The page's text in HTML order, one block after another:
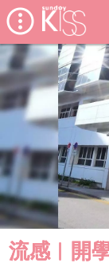
流感︱開